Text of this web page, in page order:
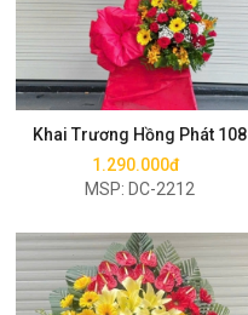
Khai Trương Hồng Phát 108
1.290.000đ
MSP: DC-2212
Mua ngay